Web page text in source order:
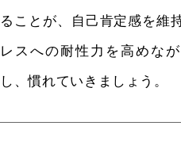
ることが、自己肯定感を維
レスへの耐性力を高めな
し、慣れていきましょう。